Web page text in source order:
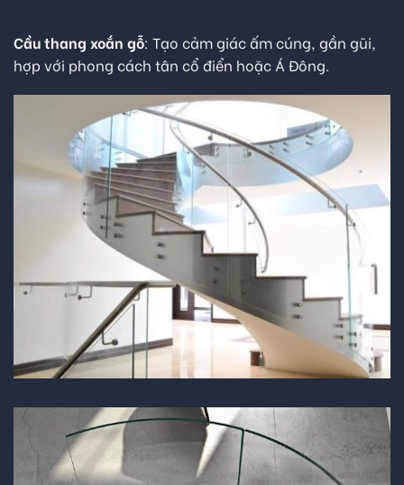
Cầu thang xoắn gỗ: Tạo cảm giác ấm cúng, gần gũi,
hợp với phong cách tân cổ điển hoặc Á Đông.